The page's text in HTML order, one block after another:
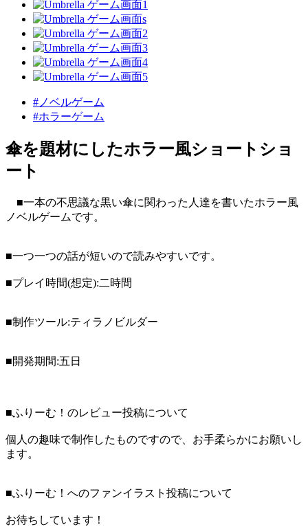
#ノベルゲーム
#ホラーゲーム
傘を題材にしたホラー風ショートショ
ート
■一本の不思議な黒い傘に関わった人達を書いたホラー風
ノベルゲームです。
■一つ一つの話が短いので読みやすいです。
■プレイ時間(想定):二時間
■制作ツール:ティラノビルダー
■開発期間:五日
■ふりーむ！のレビュー投稿について
個人の趣味で制作したものですので、お手柔らかにお願いし
ます。
■ふりーむ！へのファンイラスト投稿について
お待ちしています！